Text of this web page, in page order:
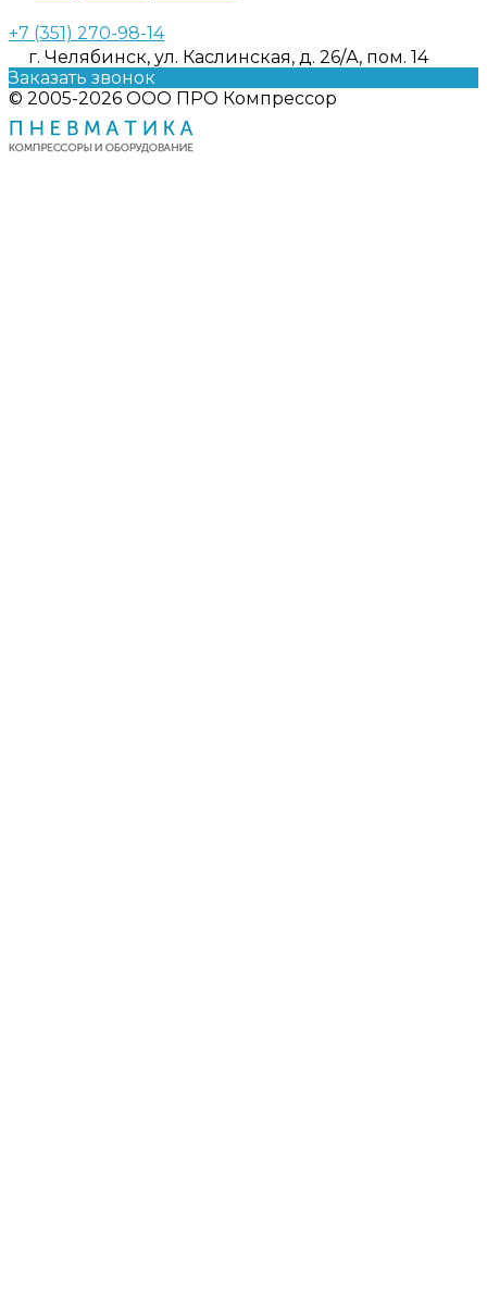
+7 (351) 270-98-14
г. Челябинск, ул. Каслинская, д. 26/А, пом. 14
Заказать звонок
© 2005-2026 ООО ПРО Компрессор